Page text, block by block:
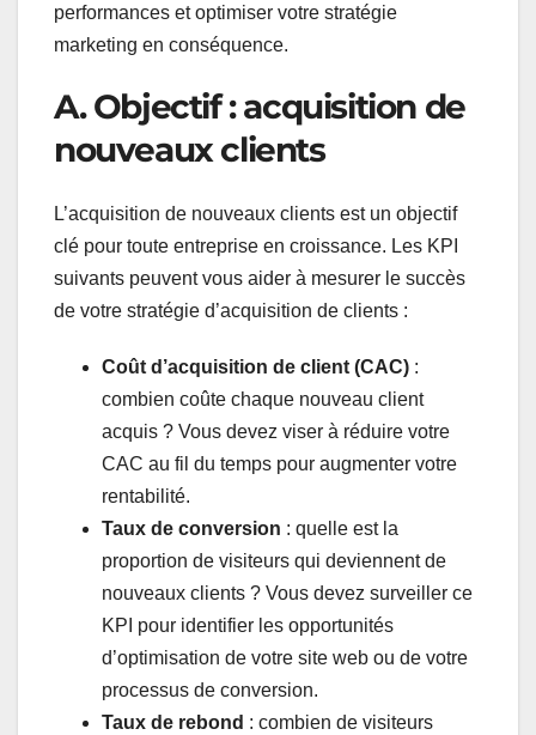
performances et optimiser votre stratégie
marketing en conséquence.
A. Objectif : acquisition de
nouveaux clients
L’acquisition de nouveaux clients est un objectif
clé pour toute entreprise en croissance. Les KPI
suivants peuvent vous aider à mesurer le succès
de votre stratégie d’acquisition de clients :
Coût d’acquisition de client (CAC) :
combien coûte chaque nouveau client
acquis ? Vous devez viser à réduire votre
CAC au fil du temps pour augmenter votre
rentabilité.
Taux de conversion : quelle est la
proportion de visiteurs qui deviennent de
nouveaux clients ? Vous devez surveiller ce
KPI pour identifier les opportunités
d’optimisation de votre site web ou de votre
processus de conversion.
Taux de rebond : combien de visiteurs